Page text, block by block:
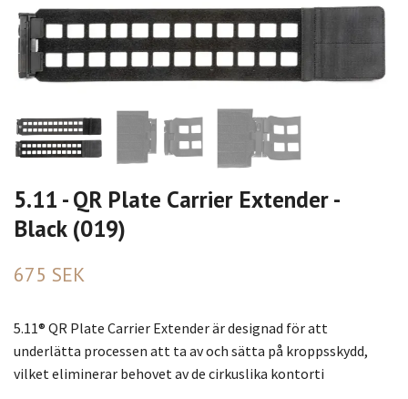
5.11 - QR Plate Carrier Extender -
Black (019)
675 SEK
5.11® QR Plate Carrier Extender är designad för att
underlätta processen att ta av och sätta på kroppsskydd,
vilket eliminerar behovet av de cirkuslika kontorti